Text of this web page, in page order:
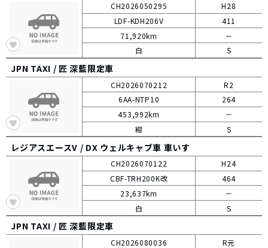
CH2026050295
H28
LDF-KDH206V
411
－
71,920km
白
S
JPN TAXI / 匠 深藍限定車
CH2026070212
R2
6AA-NTP10
264
－
453,992km
紺
S
レジアスエースV / DX ウェルキャブ車 車いす
CH2026070122
H24
CBF-TRH200K改
464
－
23,637km
白
S
JPN TAXI / 匠 深藍限定車
CH2026080036
R元